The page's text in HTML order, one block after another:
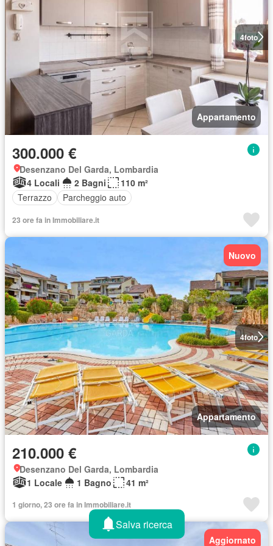
4foto
Appartamento
300.000 €
Desenzano Del Garda, Lombardia
4 Locali
2 Bagni
110 m²
Terrazzo
Parcheggio auto
23 ore fa in Immobiliare.it
4foto
Nuovo
Appartamento
210.000 €
Desenzano Del Garda, Lombardia
1 Locale
1 Bagno 41 m²
1 giorno, 23 ore fa in Immobiliare.it
Aggiornato
Salva ricerca